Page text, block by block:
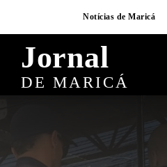
Notícias de Maricá
Jornal
DE MARICÁ